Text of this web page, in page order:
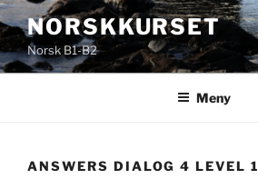
Gå
til
innhold
NORSKKURSET
Norsk B1-B2
Meny
ANSWERS DIALOG 4 LEVEL 1